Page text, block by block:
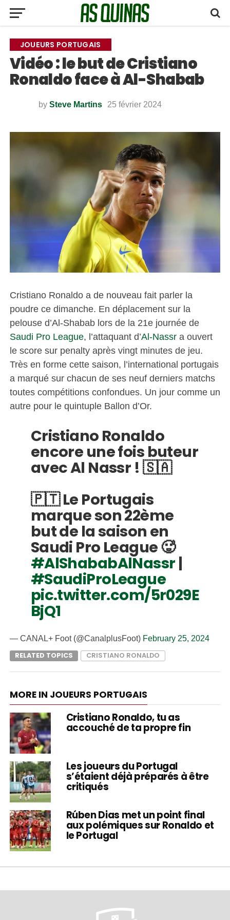
JOUEURS PORTUGAIS
Vidéo : le but de Cristiano
Ronaldo face à Al-Shabab
by Steve Martins 25 février 2024
Cristiano Ronaldo a de nouveau fait parler la
poudre ce dimanche. En déplacement sur la
pelouse d’Al-Shabab lors de la 21e journée de
Saudi Pro League, l’attaquant d’Al-Nassra ouvert
le score sur penalty après vingt minutes de jeu.
Très en forme cette saison, l’international portugais
a marqué sur chacun de ses neuf derniers matchs
toutes compétitions confondues. Un jour comme un
autre pour le quintuple Ballon d’Or.
Cristiano Ronaldo
encore une fois buteur
avec Al Nassr ! 🇸🇦
🇵🇹 Le Portugais
marque son 22ème
but de la saison en
Saudi Pro League 🥵
#AlShababAlNassr |
#SaudiProLeague
pic.twitter.com/5r029E
BjQ1
— CANAL+ Foot (@CanalplusFoot) February 25, 2024
RELATED TOPICS
CRISTIANO RONALDO
MORE IN JOUEURS PORTUGAIS
Cristiano Ronaldo, tu as
accouché de ta propre fin
Les joueurs du Portugal
s’étaient déjà préparés à être
critiqués
Rúben Dias met un point final
aux polémiques sur Ronaldo et
le Portugal